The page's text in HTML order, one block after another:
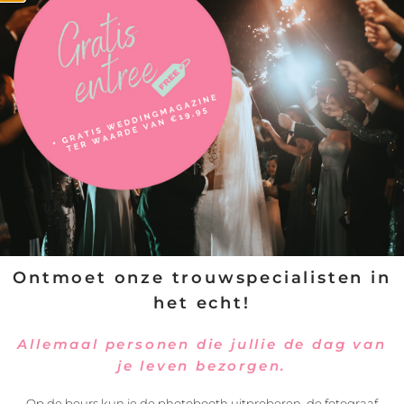
Bij ons moet je zijn voor
Jullie kunnen mij inhuren als trouwambtenaar
Ceremoniespreker, als jullie ceremonieel willen
trouwen
Naast de huwelijken, werk ik ook als tekstschrijver
Ik schrijf graag levensverhalen op
Overweerse Polderdijk 59
Openingstijden
Ontmoet onze trouwspecialisten in
het echt!
Allemaal personen die jullie de dag van
je leven bezorgen.